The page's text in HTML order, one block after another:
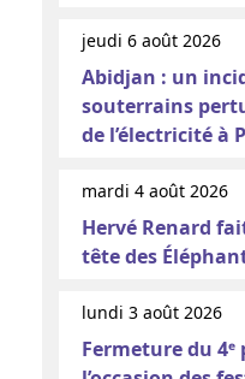
jeudi 6 août 2026
Abidjan : un
souterrains
de l’électricité à
mardi 4 août 2026
Hervé Renard
tête des
lundi 3 août 2026
Fermeture du